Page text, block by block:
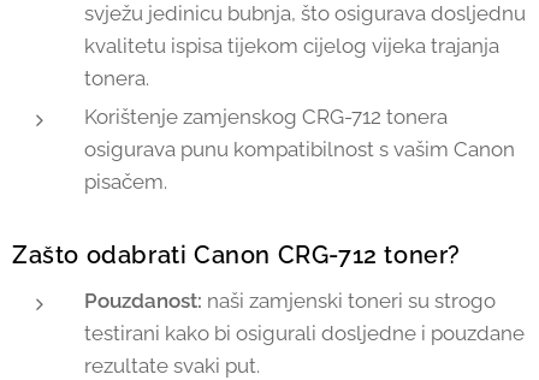
svježu jedinicu bubnja, što osigurava dosljednu
kvalitetu ispisa tijekom cijelog vijeka trajanja
tonera.
Korištenje zamjenskog CRG-712 tonera
osigurava punu kompatibilnost s vašim Canon
pisačem.
Zašto odabrati Canon CRG-712 toner?
Pouzdanost: naši zamjenski toneri su strogo
testirani kako bi osigurali dosljedne i pouzdane
rezultate svaki put.